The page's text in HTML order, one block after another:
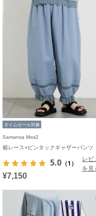
タイムセール対象
Samansa Mos2
5.0 （1）
レビ
を見
¥7,150